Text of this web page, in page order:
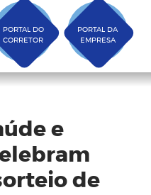
PORTAL DO
CORRETOR
PORTAL DA
EMPRESA
e
de